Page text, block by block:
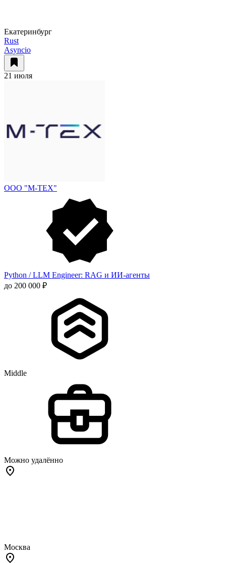
Екатеринбург
Rust
Asyncio
21 июля
ООО "М-ТЕХ"
Python / LLM Engineer: RAG и ИИ-агенты
до 200 000 ₽
Middle
Можно удалённо
Москва